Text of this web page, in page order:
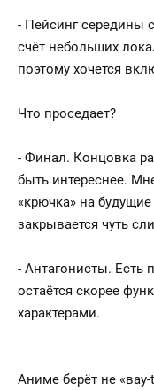
- Пейсинг середины
счёт небольших
поэтому хочется
Что проседает?
- Финал. Концовка
быть интереснее.
«крючка» на
закрывается чуть
- Антагонисты. Есть
остаётся скорее
характерами.
Аниме берёт не